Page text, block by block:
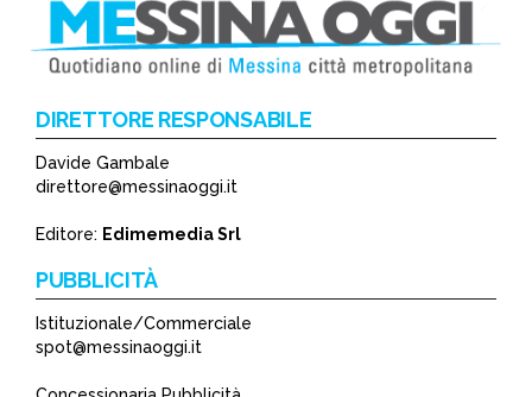
*
DIRETTORE RESPONSABILE
Davide Gambale
direttore@messinaoggi.it
Editore: Edimemedia Srl
PUBBLICITÀ
Istituzionale/Commerciale
spot@messinaoggi.it